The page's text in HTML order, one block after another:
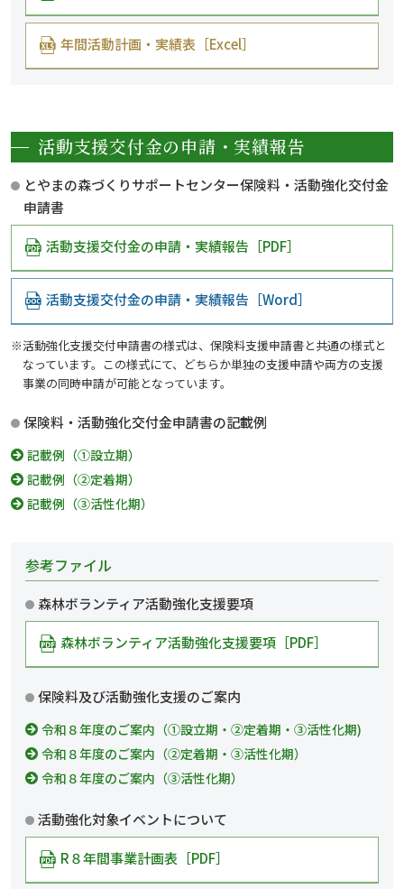
年間活動計画・実績表［Excel］
活動支援交付金の申請・実績報告
とやまの森づくりサポートセンター保険料・活動強化交付金
申請書
活動支援交付金の申請・実績報告［PDF］
活動支援交付金の申請・実績報告［Word］
※活動強化支援交付申請書の様式は、保険料支援申請書と共通の様式と
なっています。この様式にて、どちらか単独の支援申請や両方の支援
事業の同時申請が可能となっています。
保険料・活動強化交付金申請書の記載例
記載例（①設立期）
記載例（②定着期）
記載例（③活性化期）
参考ファイル
森林ボランティア活動強化支援要項
森林ボランティア活動強化支援要項［PDF］
保険料及び活動強化支援のご案内
令和８年度のご案内（①設立期・②定着期・③活性化期)
令和８年度のご案内（②定着期・③活性化期）
令和８年度のご案内（③活性化期）
活動強化対象イベントについて
R８年間事業計画表［PDF］